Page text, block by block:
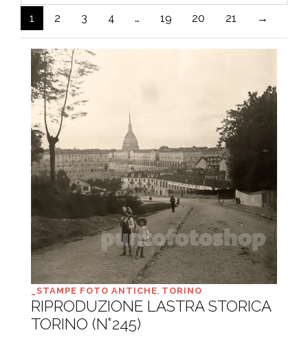
al
recente
1 2 3 4 … 19 20 21 →
_STAMPE FOTO ANTICHE TORINO
RIPRODUZIONE LASTRA STORICA
TORINO (N°245)